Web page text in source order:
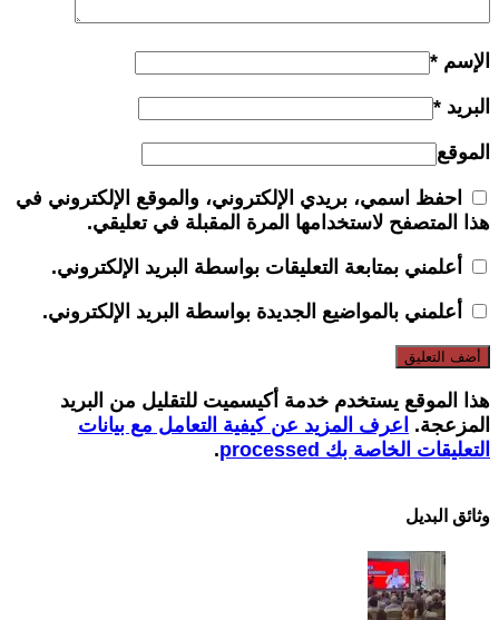
الإسم *
البريد *
الموقع
احفظ اسمي، بريدي الإلكتروني، والموقع الإلكتروني في
هذا المتصفح لاستخدامها المرة المقبلة في تعليقي.
أعلمني بمتابعة التعليقات بواسطة البريد الإلكتروني.
أعلمني بالمواضيع الجديدة بواسطة البريد الإلكتروني.
هذا الموقع يستخدم خدمة أكيسميت للتقليل من البريد
المزعجة. اعرف المزيد عن كيفية التعامل مع بيانات
التعليقات الخاصة بك processed
.
وثائق البدیل